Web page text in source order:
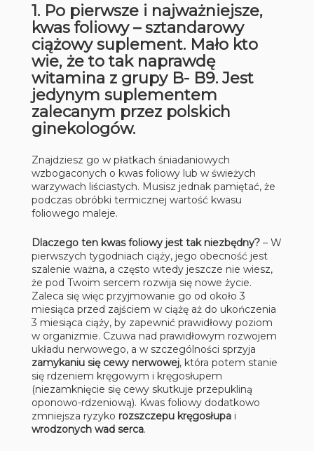
1. Po pierwsze i najważniejsze,
kwas foliowy– sztandarowy
ciążowy suplement. Mało kto
wie, że to tak naprawdę
witamina z grupy B- B9. Jest
jedynym suplementem
zalecanym przez polskich
ginekologów.
Znajdziesz go w płatkach śniadaniowych
wzbogaconych o kwas foliowy lub w świeżych
warzywach liściastych. Musisz jednak pamiętać, że
podczas obróbki termicznej wartość kwasu
foliowego maleje.
Dlaczego ten kwas foliowy jest tak niezbędny?– W
pierwszych tygodniach ciąży, jego obecność jest
szalenie ważna, a często wtedy jeszcze nie wiesz,
że pod Twoim sercem rozwija się nowe życie.
Zaleca się więc przyjmowanie go od około 3
miesiąca przed zajściem w ciążę aż do ukończenia
3 miesiąca ciąży, by zapewnić prawidłowy poziom
w organizmie. Czuwa nad prawidłowym rozwojem
układu nerwowego, a w szczególności sprzyja
zamykaniu się cewy nerwowej, która potem stanie
się rdzeniem kręgowym i kręgosłupem
(niezamknięcie się cewy skutkuje przepukliną
oponowo-rdzeniową). Kwas foliowy dodatkowo
zmniejsza ryzyko rozszczepu kręgosłupai
wrodzonych wad serca.